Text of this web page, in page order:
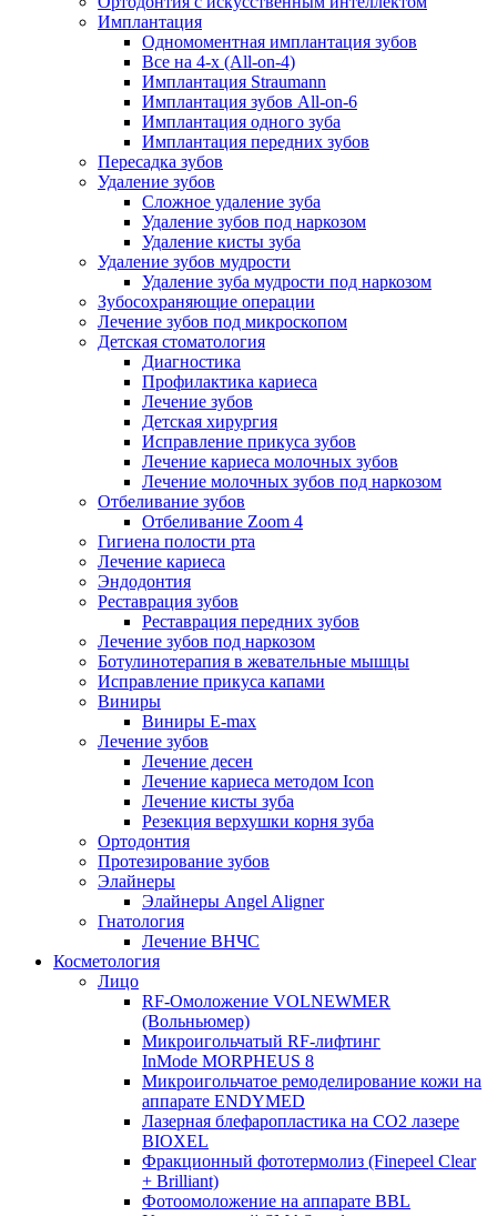
Имплантация
Одномоментная имплантация зубов
Все на 4-х (All-on-4)
Имплантация Straumann
Имплантация зубов All-on-6
Имплантация одного зуба
Имплантация передних зубов
Пересадка зубов
Удаление зубов
Сложное удаление зуба
Удаление зубов под наркозом
Удаление кисты зуба
Удаление зубов мудрости
Удаление зуба мудрости под наркозом
Зубосохраняющие операции
Лечение зубов под микроскопом
Детская стоматология
Диагностика
Профилактика кариеса
Лечение зубов
Детская хирургия
Исправление прикуса зубов
Лечение кариеса молочных зубов
Лечение молочных зубов под наркозом
Отбеливание зубов
Отбеливание Zoom 4
Гигиена полости рта
Лечение кариеса
Эндодонтия
Реставрация зубов
Реставрация передних зубов
Лечение зубов под наркозом
Ботулинотерапия в жевательные мышцы
Исправление прикуса капами
Виниры
Виниры E-max
Лечение зубов
Лечение десен
Лечение кариеса методом Icon
Лечение кисты зуба
Резекция верхушки корня зуба
Ортодонтия
Протезирование зубов
Элайнеры
Элайнеры Angel Aligner
Гнатология
Лечение ВНЧС
Косметология
Лицо
RF-Омоложение VOLNEWMER
(Вольньюмер)
Микроигольчатый RF-лифтинг
InMode MORPHEUS 8
Микроигольчатое ремоделирование кожи на
аппарате ENDYMED
Лазерная блефаропластика на CO2 лазере
BIOXEL
Фракционный фототермолиз (Finepeel Clear
+ Brilliant)
Фотоомоложение на аппарате BBL